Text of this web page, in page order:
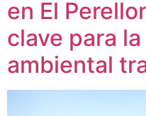
en El
clave para
ambiental